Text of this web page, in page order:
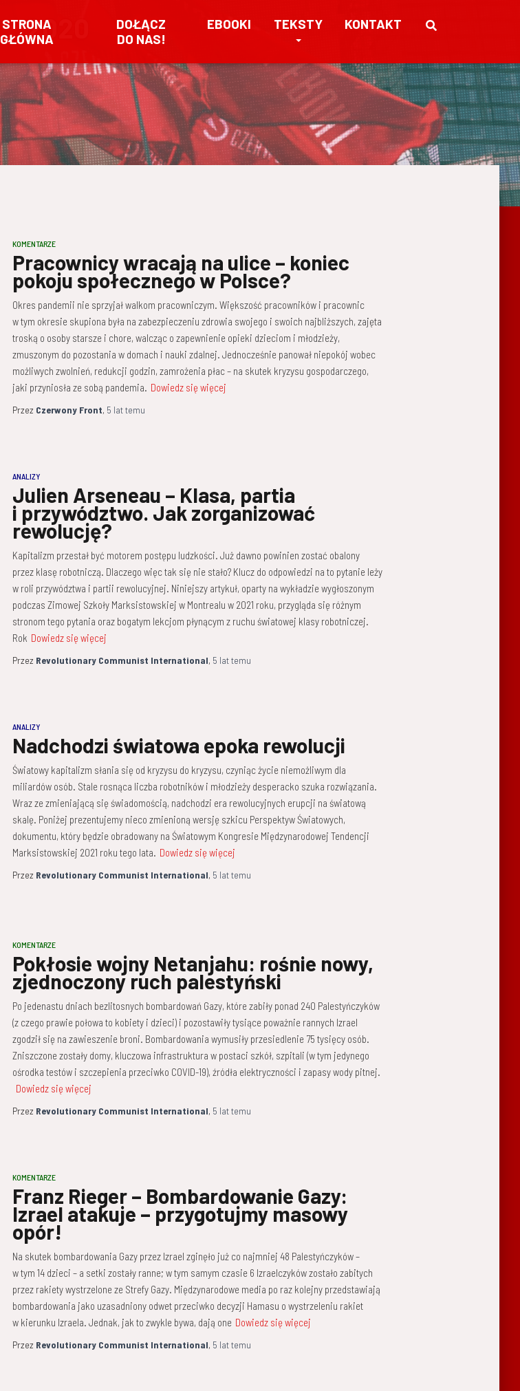
STRONA
GŁÓWNA
DOŁĄCZ
DO NAS!
EBOOKI TEKSTY KONTAKT
2020
KOMENTARZE
Pracownicy wracają na ulice – koniec
pokoju społecznego w Polsce?
Okres pandemii nie sprzyjał walkom pracowniczym. Większość pracowników i pracownic
w tym okresie skupiona była na zabezpieczeniu zdrowia swojego i swoich najbliższych, zajęta
troską o osoby starsze i chore, walcząc o zapewnienie opieki dzieciom i młodzieży,
zmuszonym do pozostania w domach i nauki zdalnej. Jednocześnie panował niepokój wobec
możliwych zwolnień, redukcji godzin, zamrożenia płac – na skutek kryzysu gospodarczego,
jaki przyniosła ze sobą pandemia. Dowiedz się więcej
Przez Czerwony Front, 5 lattemu
ANALIZY
Julien Arseneau – Klasa, partia
i przywództwo. Jak zorganizować
rewolucję?
Kapitalizm przestał być motorem postępu ludzkości. Już dawno powinien zostać obalony
przez klasę robotniczą. Dlaczego więc tak się nie stało? Klucz do odpowiedzi na to pytanie leży
w roli przywództwa i partii rewolucyjnej. Niniejszy artykuł, oparty na wykładzie wygłoszonym
podczas Zimowej Szkoły Marksistowskiej w Montrealu w 2021 roku, przygląda się różnym
stronom tego pytania oraz bogatym lekcjom płynącym z ruchu światowej klasy robotniczej.
Rok Dowiedz się więcej
Przez Revolutionary Communist International, 5 lattemu
ANALIZY
Nadchodzi światowa epoka rewolucji
Światowy kapitalizm słania się od kryzysu do kryzysu, czyniąc życie niemożliwym dla
miliardów osób. Stale rosnąca liczba robotników i młodzieży desperacko szuka rozwiązania.
Wraz ze zmieniającą się świadomością, nadchodzi era rewolucyjnych erupcji na światową
skalę. Poniżej prezentujemy nieco zmienioną wersję szkicu Perspektyw Światowych,
dokumentu, który będzie obradowany na Światowym Kongresie Międzynarodowej Tendencji
Marksistowskiej 2021 roku tego lata. Dowiedz się więcej
Przez Revolutionary Communist International, 5 lattemu
KOMENTARZE
Pokłosie wojny Netanjahu: rośnie nowy,
zjednoczony ruch palestyński
Po jedenastu dniach bezlitosnych bombardowań Gazy, które zabiły ponad 240 Palestyńczyków
(z czego prawie połowa to kobiety i dzieci) i pozostawiły tysiące poważnie rannych Izrael
zgodził się na zawieszenie broni. Bombardowania wymusiły przesiedlenie 75 tysięcy osób.
Zniszczone zostały domy, kluczowa infrastruktura w postaci szkół, szpitali (w tym jedynego
ośrodka testów i szczepienia przeciwko COVID-19), źródła elektryczności i zapasy wody pitnej.
Dowiedz się więcej
Przez Revolutionary Communist International, 5 lattemu
KOMENTARZE
Franz Rieger – Bombardowanie Gazy:
Izrael atakuje – przygotujmy masowy
opór!
Na skutek bombardowania Gazy przez Izrael zginęło już co najmniej 48 Palestyńczyków –
w tym 14 dzieci – a setki zostały ranne; w tym samym czasie 6 Izraelczyków zostało zabitych
przez rakiety wystrzelone ze Strefy Gazy. Międzynarodowe media po raz kolejny przedstawiają
bombardowania jako uzasadniony odwet przeciwko decyzji Hamasu o wystrzeleniu rakiet
w kierunku Izraela. Jednak, jak to zwykle bywa, dają one Dowiedz się więcej
Przez Revolutionary Communist International, 5 lattemu